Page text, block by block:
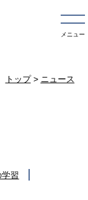
メニュー
トップ> ニュース
習